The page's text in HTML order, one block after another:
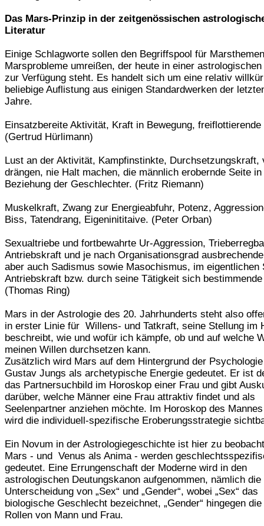
Das Mars-Prinzip in der zeitgenössischen
Literatur
Einige Schlagworte sollen den Begriffspool für
Marsprobleme umreißen, der heute in einer astrologischen
zur Verfügung steht. Es handelt sich um eine relativ
beliebige Auflistung aus einigen Standardwerken der
Jahre.
Einsatzbereite Aktivität, Kraft in Bewegung, freiflottierende
(Gertrud Hürlimann)
Lust an der Aktivität, Kampfinstinkte, Durchsetzungskraft,
drängen, nie Halt machen, die männlich erobernde Seite in
Beziehung der Geschlechter. (Fritz Riemann)
Muskelkraft, Zwang zur Energieabfuhr, Potenz,
Biss, Tatendrang, Eigeninititaive. (Peter Orban)
Sexualtriebe und fortbewahrte Ur-Aggression,
Antriebskraft und je nach Organisationsgrad
aber auch Sadismus sowie Masochismus, im eigentlichen
Antriebskraft bzw. durch seine Tätigkeit sich
(Thomas Ring)
Mars in der Astrologie des 20. Jahrhunderts steht also
in erster Linie für Willens- und Tatkraft, seine Stellung im
beschreibt, wie und wofür ich kämpfe, ob und auf welche
meinen Willen durchsetzen kann.
Zusätzlich wird Mars auf dem Hintergrund der
Gustav Jungs als archetypische Energie gedeutet. Er ist
das Partnersuchbild im Horoskop einer Frau und gibt
darüber, welche Männer eine Frau attraktiv findet und als
Seelenpartner anziehen möchte. Im Horoskop des
wird die individuell-spezifische Eroberungsstrategie
Ein Novum in der Astrologiegeschichte ist hier zu
Mars - und Venus als Anima - werden
gedeutet. Eine Errungenschaft der Moderne wird in den
astrologischen Deutungskanon aufgenommen, nämlich die
Unterscheidung von „Sex“ und „Gender“, wobei „Sex“ das
biologische Geschlecht bezeichnet, „Gender“ hingegen
Rollen von Mann und Frau.